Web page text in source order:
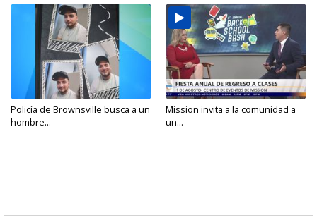
Policía de Brownsville busca a un
hombre...
Mission invita a la comunidad a
un...